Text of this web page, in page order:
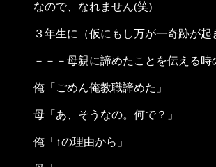
なので、なれません(笑)
３年生に（仮にもし万が一奇跡が
－－－母親に諦めたことを伝える時
俺「ごめん俺教職諦めた」
母「あ、そうなの。何で？」
俺「↑の理由から」